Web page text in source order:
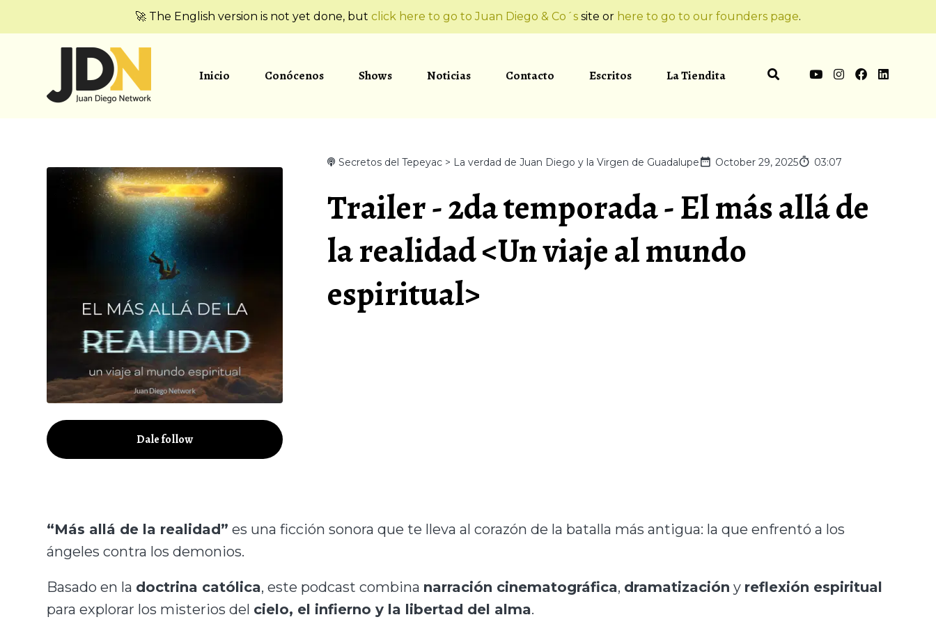
🚀 The English version is not yet done, but click here to go to Juan Diego & Co´s site or here to go to our founders page.
Inicio Conócenos Shows Noticias Contacto Escritos La Tiendita
Dale follow
Secretos del Tepeyac > La verdad de Juan Diego y la Virgen de Guadalupe October 29, 2025 03:07
Trailer - 2da temporada - El más allá de
la realidad <Un viaje al mundo
espiritual>
“Más allá de la realidad” es una ficción sonora que te lleva al corazón de la batalla más antigua: la que enfrentó a los
ángeles contra los demonios.
Basado en la doctrina católica, este podcast combina narración cinematográfica, dramatización y reflexión espiritual
para explorar los misterios del cielo, el infierno y la libertad del alma.